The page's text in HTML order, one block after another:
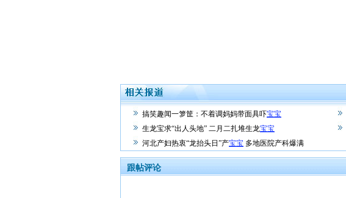
搞笑趣闻一箩筐：不着调妈妈带面具吓宝宝
生龙宝求“出人头地” 二月二扎堆生龙宝宝
河北产妇热衷“龙抬头日”产宝宝 多地医院产科爆满
跟帖评论